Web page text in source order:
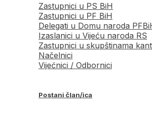
Zastupnici u PS BiH
Zastupnici u PF BiH
Delegati u Domu naroda
Izaslanici u Vijeću naroda RS
Zastupnici u skupštinama
Načelnici
Vijećnici / Odbornici
Postani član/ica